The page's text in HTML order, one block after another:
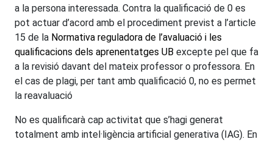
a la persona interessada. Contra la qualificació de 0 es
pot actuar d’acord amb el procediment previst a l’article
15 de la Normativa reguladora de l’avaluació i les
qualificacions dels aprenentatges UB excepte pel que fa
a la revisió davant del mateix professor o professora. En
el cas de plagi, per tant amb qualificació 0, no es permet
la reavaluació
No es qualificarà cap activitat que s’hagi generat
totalment amb intel·ligència artificial generativa (IAG). En